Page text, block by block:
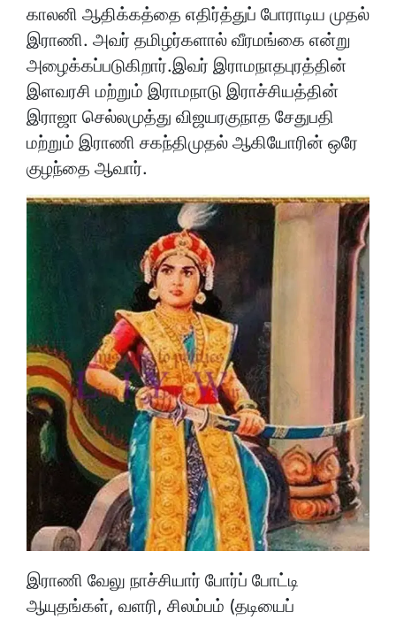
காலனி ஆதிக்கத்தை எதிர்த்துப் போராடிய முதல்
இராணி. அவர் தமிழர்களால் வீரமங்கை என்று
அழைக்கப்படுகிறார்.இவர் இராமநாதபுரத்தின்
இளவரசி மற்றும் இராமநாடு இராச்சியத்தின்
இராஜா செல்லமுத்து விஜயரகுநாத சேதுபதி
மற்றும் இராணி சகந்திமுதல் ஆகியோரின் ஒரே
குழந்தை ஆவார்.
இராணி வேலு நாச்சியார் போர்ப் போட்டி
ஆயுதங்கள், வளரி, சிலம்பம் (தடியைப்